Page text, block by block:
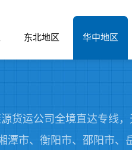
东北地区 华中地区
货运公司全境直达专线，
市、衡阳市、邵阳市、